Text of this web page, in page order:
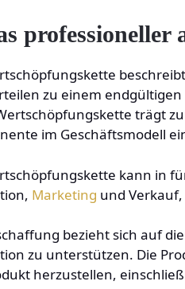
professioneller
zu einem
trägt
im Geschäftsmodell
kann in
Marketing und
bezieht sich auf
zu unterstützen. Die
herzustellen,